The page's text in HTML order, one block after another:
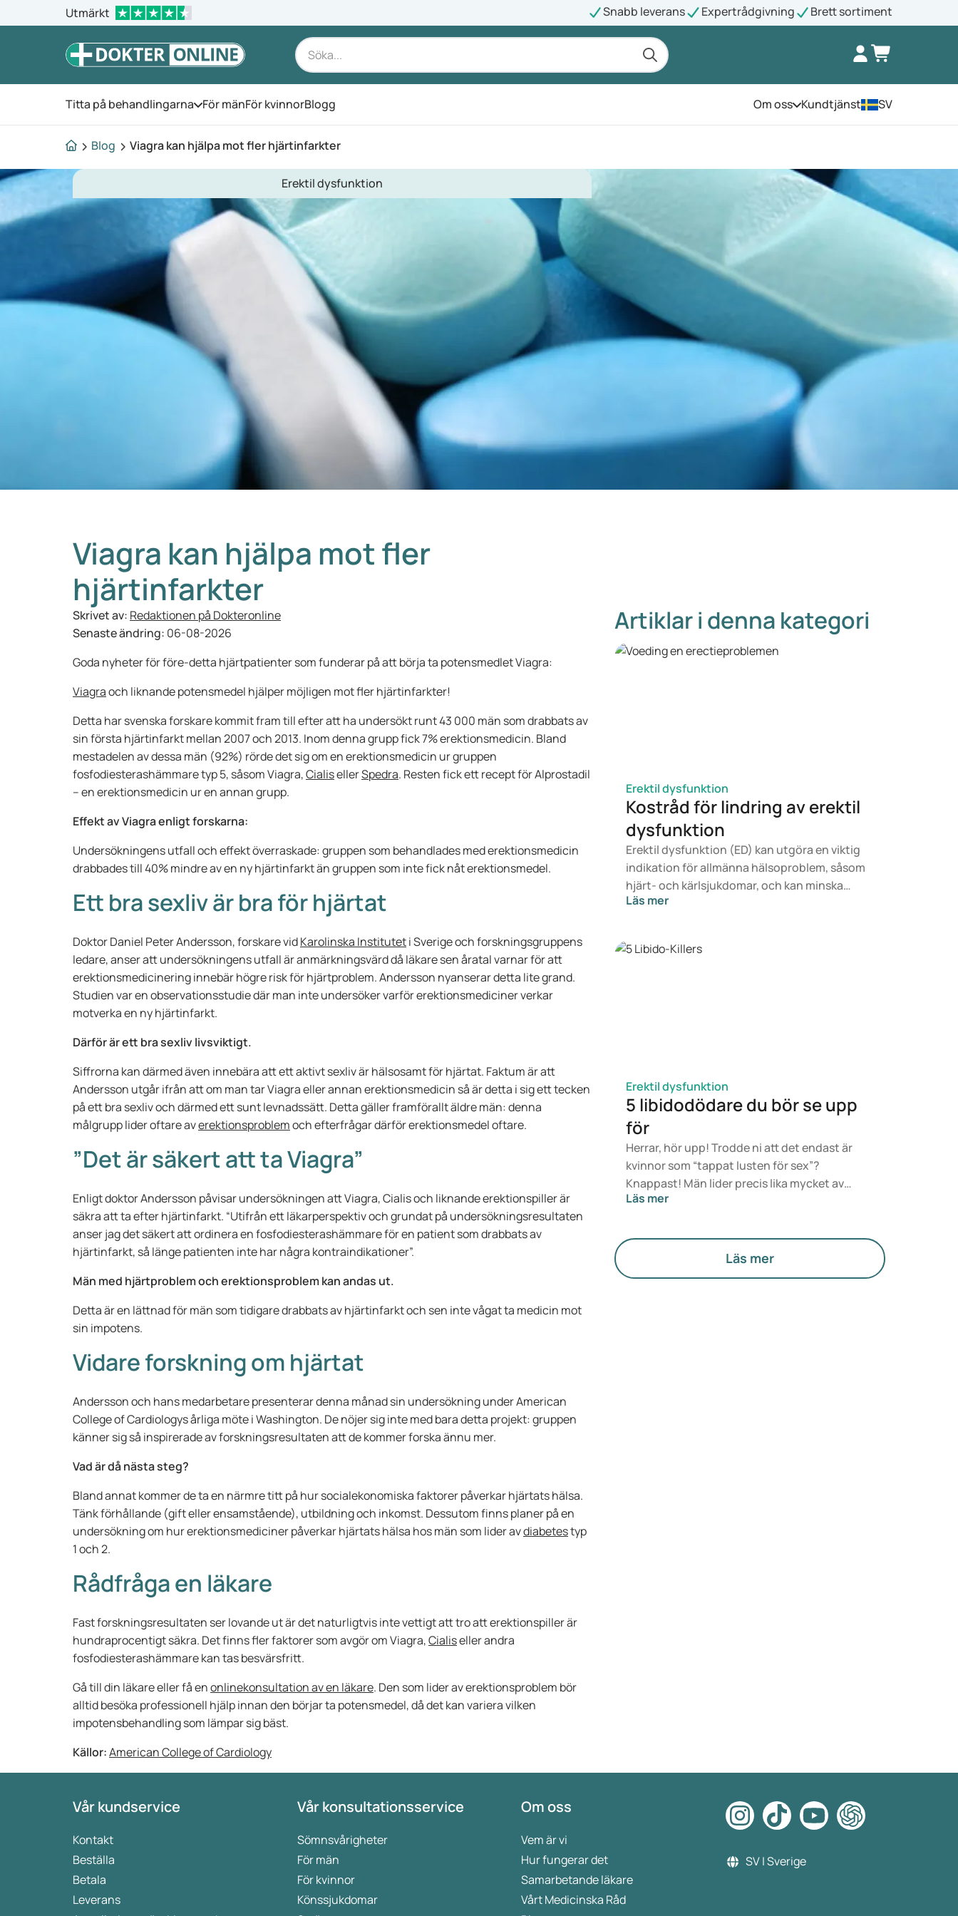
Utmärkt Snabb leverans Expertrådgivning Brett sortiment
Titta på behandlingarna Öppna menyn
För mänFör kvinnorBlogg Om ossÖppna menyn
Kundtjänst SV
Blog Viagra kan hjälpa mot fler hjärtinfarkter
Erektil dysfunktion
Viagra kan hjälpa mot fler
hjärtinfarkter
Skrivet av: Redaktionen på Dokteronline
Senaste ändring: 06-08-2026
Goda nyheter för före-detta hjärtpatienter som funderar på att börja ta potensmedlet Viagra:
Viagraoch liknande potensmedel hjälper möjligen mot fler hjärtinfarkter!
Detta har svenska forskare kommit fram till efter att ha undersökt runt 43 000 män som drabbats av
sin första hjärtinfarkt mellan 2007 och 2013. Inom denna grupp fick 7% erektionsmedicin. Bland
mestadelen av dessa män (92%) rörde det sig om en erektionsmedicin ur gruppen
fosfodiesterashämmare typ 5, såsom Viagra,CialisellerSpedra. Resten fick ett recept för Alprostadil
– en erektionsmedicin ur en annan grupp.
Effekt av Viagra enligt forskarna:
Undersökningens utfall och effekt överraskade: gruppen som behandlades med erektionsmedicin
drabbades till 40% mindre av en ny hjärtinfarkt än gruppen som inte fick nåt erektionsmedel.
Ett bra sexliv är bra för hjärtat
Doktor Daniel Peter Andersson, forskare vidKarolinska Instituteti Sverige och forskningsgruppens
ledare, anser att undersökningens utfall är anmärkningsvärd då läkare sen åratal varnar för att
erektionsmedicinering innebär högre risk för hjärtproblem. Andersson nyanserar detta lite grand.
Studien var en observationsstudie där man inte undersöker varför erektionsmediciner verkar
motverka en ny hjärtinfarkt.
Därför är ett bra sexliv livsviktigt.
Siffrorna kan därmed även innebära att ett aktivt sexliv är hälsosamt för hjärtat. Faktum är att
Andersson utgår ifrån att om man tar Viagra eller annan erektionsmedicin så är detta i sig ett tecken
på ett bra sexliv och därmed ett sunt levnadssätt. Detta gäller framförallt äldre män: denna
målgrupp lider oftare averektionsproblemoch efterfrågar därför erektionsmedel oftare.
”Det är säkert att ta Viagra”
Enligt doktor Andersson påvisar undersökningen att Viagra, Cialis och liknande erektionspiller är
säkra att ta efter hjärtinfarkt. “Utifrån ett läkarperspektiv och grundat på undersökningsresultaten
anser jag det säkert att ordinera en fosfodiesterashämmare för en patient som drabbats av
hjärtinfarkt, så länge patienten inte har några kontraindikationer”.
Män med hjärtproblem och erektionsproblem kan andas ut.
Detta är en lättnad för män som tidigare drabbats av hjärtinfarkt och sen inte vågat ta medicin mot
sin impotens.
Vidare forskning om hjärtat
Andersson och hans medarbetare presenterar denna månad sin undersökning under American
College of Cardiologys årliga möte i Washington. De nöjer sig inte med bara detta projekt: gruppen
känner sig så inspirerade av forskningsresultaten att de kommer forska ännu mer.
Vad är då nästa steg?
Bland annat kommer de ta en närmre titt på hur socialekonomiska faktorer påverkar hjärtats hälsa.
Tänk förhållande (gift eller ensamstående), utbildning och inkomst. Dessutom finns planer på en
undersökning om hur erektionsmediciner påverkar hjärtats hälsa hos män som lider avdiabetestyp
1 och 2.
Rådfråga en läkare
Fast forskningsresultaten ser lovande ut är det naturligtvis inte vettigt att tro att erektionspiller är
hundraprocentigt säkra. Det finns fler faktorer som avgör om Viagra,Cialiseller andra
fosfodiesterashämmare kan tas besvärsfritt.
Gå till din läkare eller få enonlinekonsultation av en läkare. Den som lider av erektionsproblem bör
alltid besöka professionell hjälp innan den börjar ta potensmedel, då det kan variera vilken
impotensbehandling som lämpar sig bäst.
Källor:American College of Cardiology
Artiklar i denna kategori
Erektil dysfunktion
Kostråd för lindring av erektil
dysfunktion
Erektil dysfunktion (ED) kan utgöra en viktig
indikation för allmänna hälsoproblem, såsom
hjärt- och kärlsjukdomar, och kan minska
livskvaliteten avsevärt. I den här artikeln
erektil dysfunktion. Vi förklarar vad erektil
Läs mer
Erektil dysfunktion
5 libidodödare du bör se upp
för
Herrar, hör upp! Trodde ni att det endast är
kvinnor som “tappat lusten för sex”?
Knappast! Män lider precis lika mycket av
sviktande sexlust. Som tur är, kan ett sänkt
Dokteronline.com radar härmed upp de fem
främsta libidodödarna. Undvik dessa
orosmoment och bli på nytt en tiger i sängen!
Läs mer
Läs mer
Vår kundservice
Kontakt
Beställa
Betala
Leverans
Vår konsultationsservice
Sömnsvårigheter
För män
För kvinnor
Könssjukdomar
Om oss
Vem är vi
Hur fungerar det
Samarbetande läkare
Vårt Medicinska Råd
SV | Sverige